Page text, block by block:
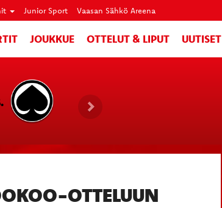
Junior Sport Vaasan Sähkö Areena
JOUKKUE OTTELUT & LIPUT UUTISET
OTTELUUN